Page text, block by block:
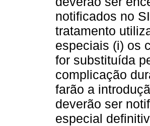
notificados no
tratamento
especiais (i) os
for substituída
complicação
farão a
deverão ser
especial